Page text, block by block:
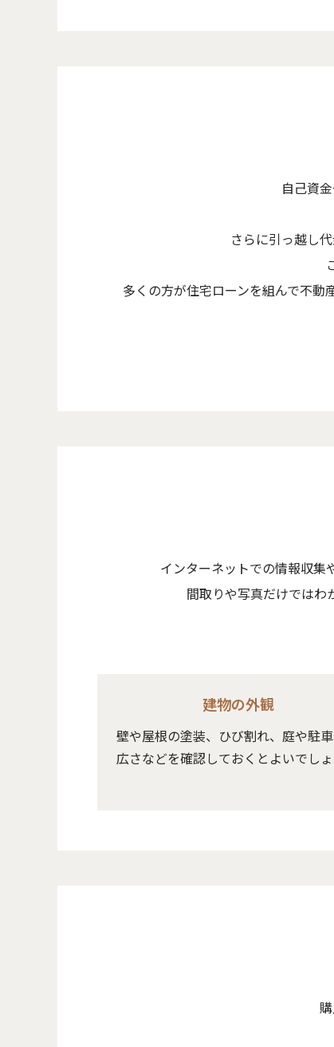
自己資
さらに引っ越し
多くの方が住宅ローンを組んで不
インターネットでの情報収集
間取りや写真だけではわ
建物の外観
壁や屋根の塗装、ひび割れ、庭や駐
広さなどを確認しておくとよいでしょ